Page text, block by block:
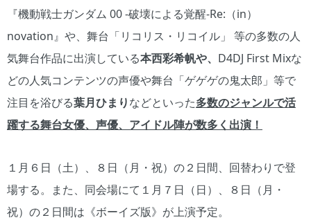
『機動戦士ガンダム 00 -破壊による覚醒-Re:（in）
novation』や、舞台「リコリス・リコイル」 等の多数の人
気舞台作品に出演している本西彩希帆や、 D4DJ First Mixな
どの人気コンテンツの声優や舞台「ゲゲゲの鬼太郎」等で
注目を浴びる葉月ひまりなどといった多数のジャンルで活
躍する舞台女優、声優、アイドル陣が数多く出演！
１月６日（土）、８日（月・祝）の２日間、回替わりで登
場する。また、同会場にて１月７日（日）、８日（月・
祝）の２日間は《ボーイズ版》が上演予定。